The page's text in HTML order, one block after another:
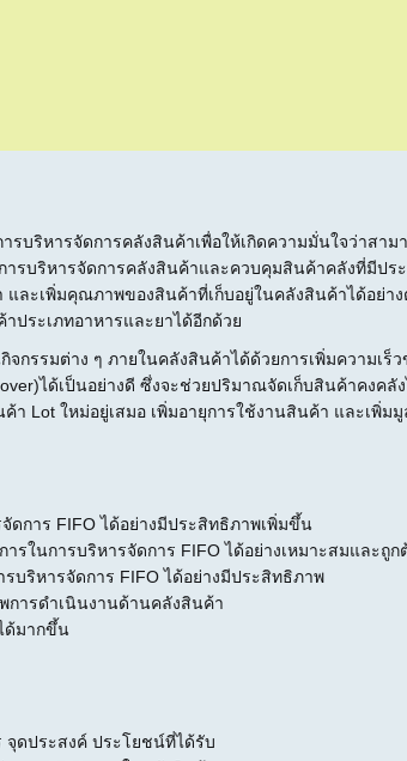
หารจัดการคลังสินค้าเพื่อให้เกิดความมั่นใจว่าสาม
รบริหารจัดการคลังสินค้าและควบคุมสินค้าคลังที่มีป
ละเพิ่มคุณภาพของสินค้าที่เก็บอยู่ในคลังสินค้าได้อย่า
ประเภทอาหารและยาได้อีกด้วย
รมต่าง ๆ ภายในคลังสินค้าได้ด้วยการเพิ่มความเร็ว
ได้เป็นอย่างดี ซึ่งจะช่วยปริมาณจัดเก็บสินค้าคงค
า Lot ใหม่อยู่เสมอ เพิ่มอายุการใช้งานสินค้า และเพิ่
ดการ FIFO ได้อย่างมีประสิทธิภาพเพิ่มขึ้น
รในการบริหารจัดการ FIFO ได้อย่างเหมาะสมและถูก
บริหารจัดการ FIFO ได้อย่างมีประสิทธิภาพ
การดำเนินงานด้านคลังสินค้า
ด้มากขึ้น
จุดประสงค์ ประโยชน์ที่ได้รับ